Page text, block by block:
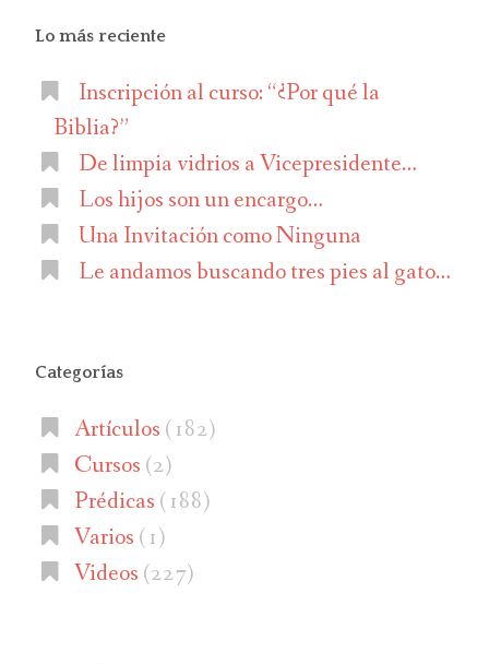
Lo más reciente
Inscripción al curso: “¿Por qué la
Biblia?”
De limpia vidrios a Vicepresidente…
Los hijos son un encargo…
Una Invitación como Ninguna
Le andamos buscando tres pies al gato…
Categorías
Artículos (182)
Cursos (2)
Prédicas (188)
Varios (1)
Videos (227)